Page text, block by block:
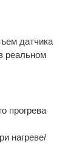
датчика
реальном
прогрева
нагреве/